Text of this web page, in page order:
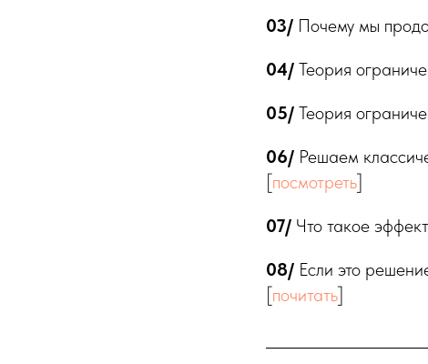
03/ Почему мы
04/ Теория
05/ Теория
06/ Решаем
[посмотреть]
07/ Что такое
08/ Если это
[почитать]